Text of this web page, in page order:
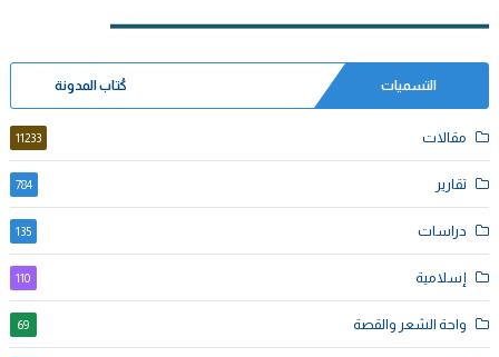
التسميات كُتاب المدونة
مقالات 11233
تقارير 784
دراسات 135
إسلامية 110
واحة الشعر والقصة 69